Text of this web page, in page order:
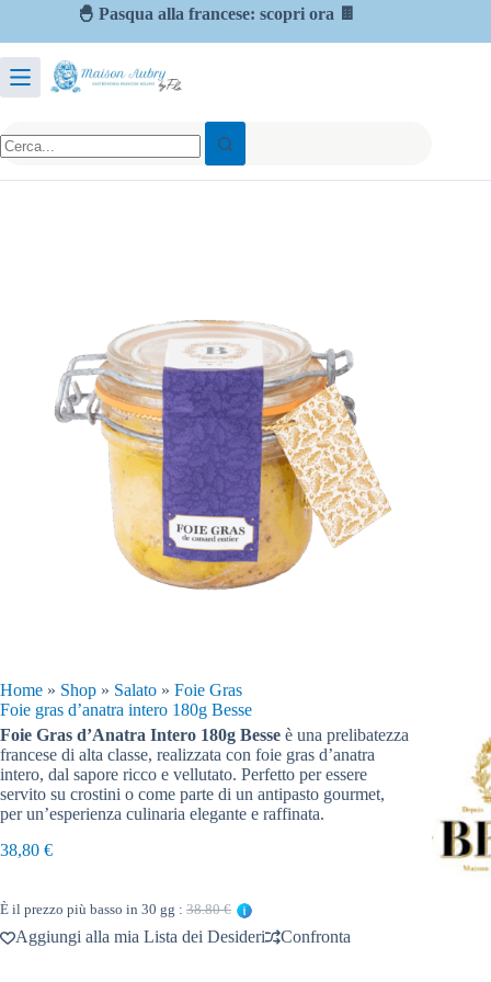
🐣 Pasqua alla francese: scopri ora 🍫
Home » Shop » Salato » Foie Gras
Foie gras d’anatra intero 180g Besse
Foie Gras d’Anatra Intero 180g Besse è una prelibatezza
francese di alta classe, realizzata con foie gras d’anatra
intero, dal sapore ricco e vellutato. Perfetto per essere
servito su crostini o come parte di un antipasto gourmet,
per un’esperienza culinaria elegante e raffinata.
38,80 €
È il prezzo più basso in 30 gg : 38.80 €
Aggiungi alla mia Lista dei Desideri Confronta